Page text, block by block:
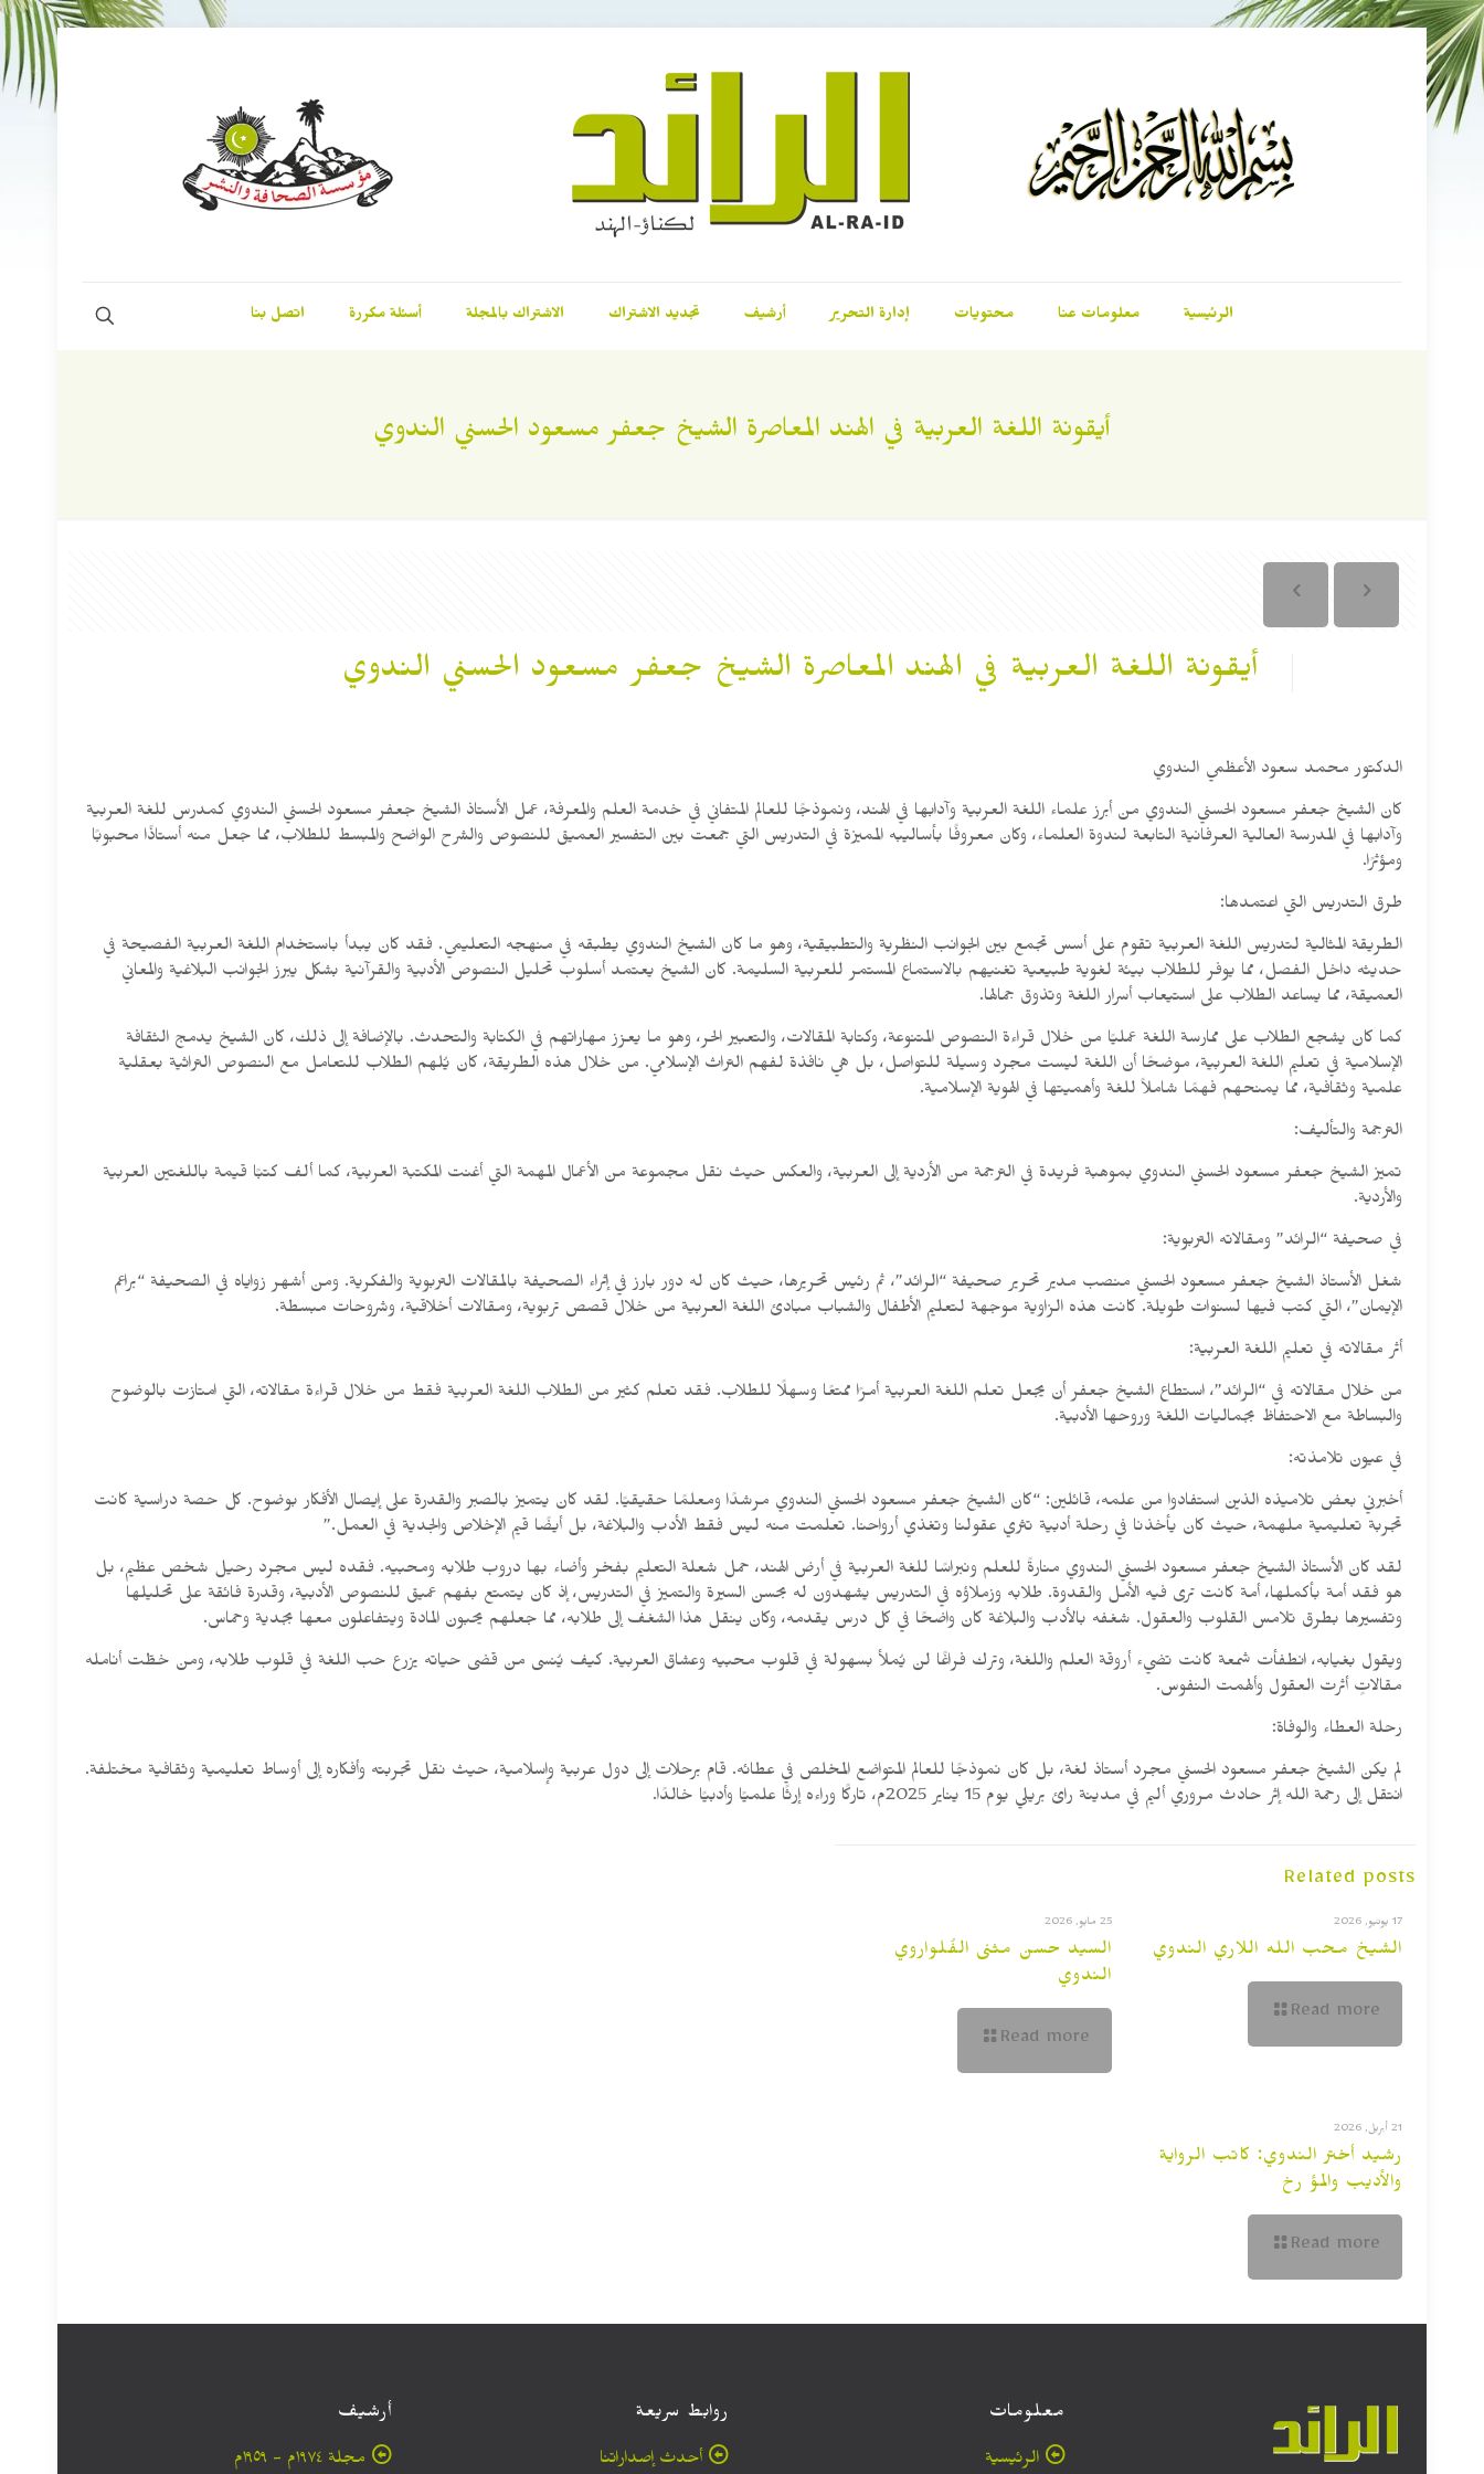
الرئيسية معلومات عنا محتويات إدارة التحرير أرشيف تجديد الاشتراك الاشتراك بالمجلة أسئلة مكررة اتصل بنا
أيقونة اللغة العربية في الهند المعاصرة الشيخ جعفر مسعود الحسني الندوي
أيقونة اللغة العربية في الهند المعاصرة الشيخ جعفر مسعود الحسني الندوي
الدكتور محمد سعود الأعظمي الندوي
كان الشيخ جعفر مسعود الحسني الندوي من أبرز علماء اللغة العربية وآدابها في الهند، ونموذجًا للعالم المتفاني في خدمة العلم والمعرفة، عمل الأستاذ الشيخ جعفر مسعود الحسني الندوي كمدرس للغة العربية
وآدابها في المدرسة العالية العرفانية التابعة لندوة العلماء، وكان معروفًا بأساليبه المميزة في التدريس التي جمعت بين التفسير العميق للنصوص والشرح الواضح والمبسط للطلاب، مما جعل منه أستاذًا محبوبًا
ومؤثرًا.
طرق التدريس التي اعتمدها:
الطريقة المثالية لتدريس اللغة العربية تقوم على أسس تجمع بين الجوانب النظرية والتطبيقية، وهو ما كان الشيخ الندوي يطبقه في منهجه التعليمي. فقد كان يبدأ باستخدام اللغة العربية الفصيحة في
حديثه داخل الفصل، مما يوفر للطلاب بيئة لغوية طبيعية تغنيهم بالاستماع المستمر للعربية السليمة. كان الشيخ يعتمد أسلوب تحليل النصوص الأدبية والقرآنية بشكل يبرز الجوانب البلاغية والمعاني
العميقة، مما يساعد الطلاب على استيعاب أسرار اللغة وتذوق جمالها.
كما كان يشجع الطلاب على ممارسة اللغة عمليًا من خلال قراءة النصوص المتنوعة، وكتابة المقالات، والتعبير الحر، وهو ما يعزز مهاراتهم في الكتابة والتحدث. بالإضافة إلى ذلك، كان الشيخ يدمج الثقافة
الإسلامية في تعليم اللغة العربية، موضحًا أن اللغة ليست مجرد وسيلة للتواصل، بل هي نافذة لفهم التراث الإسلامي. من خلال هذه الطريقة، كان يُلهم الطلاب للتعامل مع النصوص التراثية بعقلية
علمية وثقافية، مما يمنحهم فهمًا شاملاً للغة وأهميتها في الهوية الإسلامية.
الترجمة والتأليف:
تميز الشيخ جعفر مسعود الحسني الندوي بموهبة فريدة في الترجمة من الأردية إلى العربية، والعكس حيث نقل مجموعة من الأعمال المهمة التي أغنت المكتبة العربية، كما ألف كتبًا قيمة باللغتين العربية
والأردية.
في صحيفة “الرائد” ومقالاته التربوية:
شغل الأستاذ الشيخ جعفر مسعود الحسني منصب مدير تحرير صحيفة “الرائد”، ثم رئيس تحريرها، حيث كان له دور بارز في إثراء الصحيفة بالمقالات التربوية والفكرية. ومن أشهر زواياه في الصحيفة “براعم
الإيمان”، التي كتب فيها لسنوات طويلة. كانت هذه الزاوية موجهة لتعليم الأطفال والشباب مبادئ اللغة العربية من خلال قصص تربوية، ومقالات أخلاقية، وشروحات مبسطة.
أثر مقالاته في تعليم اللغة العربية:
من خلال مقالاته في “الرائد”، استطاع الشيخ جعفر أن يجعل تعلم اللغة العربية أمرًا ممتعًا وسهلًا للطلاب. فقد تعلم كثير من الطلاب اللغة العربية فقط من خلال قراءة مقالاته، التي امتازت بالوضوح
والبساطة مع الاحتفاظ بجماليات اللغة وروحها الأدبية.
في عيون تلامذته:
أخبرني بعض تلاميذه الذين استفادوا من علمه، قائلين: “كان الشيخ جعفر مسعود الحسني الندوي مرشدًا ومعلمًا حقيقيًا. لقد كان يتميز بالصبر والقدرة على إيصال الأفكار بوضوح. كل حصة دراسية كانت
تجربة تعليمية ملهمة، حيث كان يأخذنا في رحلة أدبية تثري عقولنا وتغذي أرواحنا. تعلمت منه ليس فقط الأدب والبلاغة، بل أيضًا قيم الإخلاص والجدية في العمل.”
لقد كان الأستاذ الشيخ جعفر مسعود الحسني الندوي منارةً للعلم ونبراسًا للغة العربية في أرض الهند، حمل شعلة التعليم بفخر وأضاء بها دروب طلابه ومحبيه. فقده ليس مجرد رحيل شخص عظيم، بل
هو فقد أمة بأكملها، أمة كانت ترى فيه الأمل والقدوة. طلابه وزملاؤه في التدريس يشهدون له بحسن السيرة والتميز في التدريس، إذ كان يتمتع بفهم عميق للنصوص الأدبية، وقدرة فائقة على تحليلها
وتفسيرها بطرق تلامس القلوب والعقول. شغفه بالأدب والبلاغة كان واضحًا في كل درس يقدمه، وكان ينقل هذا الشغف إلى طلابه، مما جعلهم يحبون المادة ويتفاعلون معها بجدية وحماس.
ويقول بغيابه، انطفأت شمعة كانت تضيء أروقة العلم واللغة، وترك فراغًا لن يُملأ بسهولة في قلوب محبيه وعشاق العربية. كيف يُنسى من قضى حياته يزرع حب اللغة في قلوب طلابه، ومن خطّت أنامله
مقالاتٍ أثرت العقول وألهمت النفوس.
رحلة العطاء والوفاة:
لم يكن الشيخ جعفر مسعود الحسني مجرد أستاذ لغة، بل كان نموذجًا للعالم المتواضع المخلص في عطائه. قام برحلات إلى دول عربية وإسلامية، حيث نقل تجربته وأفكاره إلى أوساط تعليمية وثقافية مختلفة.
انتقل إلى رحمة الله إثر حادث مروري أليم في مدينة رائ بريلي يوم 15 يناير 2025م، تاركًا وراءه إرثًا علميًا وأدبيًا خالدًا.
Related posts
17 يونيو, 2026
الشيخ محب الله اللاري الندوي
Read more
25 مايو, 2026
السيد حسن مثنى الفُلواروي
الندوي
Read more
21 أبريل, 2026
رشيد أختر الندوي: كاتب الرواية
والأديب والمؤ رخ
Read more
معلومات
الرئيسية
روابط سريعة
أحدث إصداراتنا
أرشيف
مجلة ۱۹۷٤م - ١٩٥٩م